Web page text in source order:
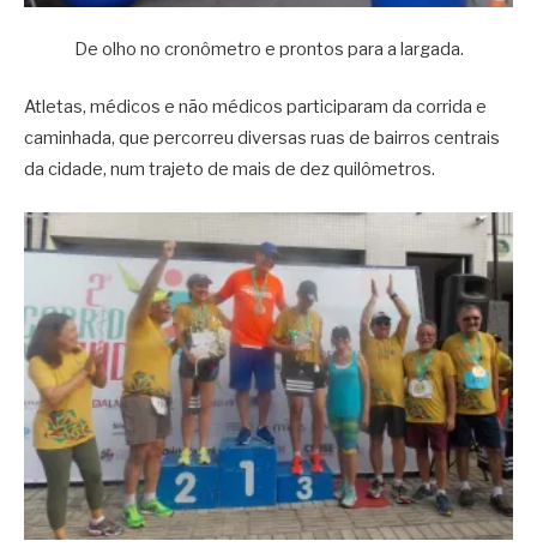
De olho no cronômetro e prontos para a largada.
Atletas, médicos e não médicos participaram da corrida e
caminhada, que percorreu diversas ruas de bairros centrais
da cidade, num trajeto de mais de dez quilômetros.